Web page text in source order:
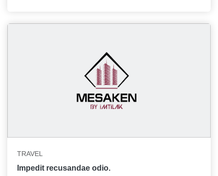
TRAVEL
Impedit recusandae odio.